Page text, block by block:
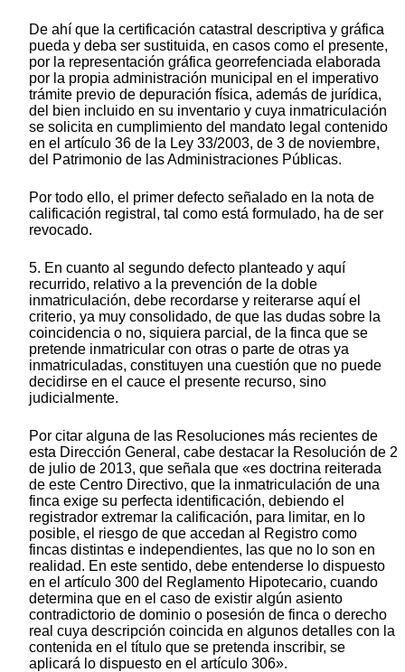
De ahí que la certificación catastral descriptiva y gráfica
pueda y deba ser sustituida, en casos como el presente,
por la representación gráfica georrefenciada elaborada
por la propia administración municipal en el imperativo
trámite previo de depuración física, además de jurídica,
del bien incluido en su inventario y cuya inmatriculación
se solicita en cumplimiento del mandato legal contenido
en el artículo 36 de la Ley 33/2003, de 3 de noviembre,
del Patrimonio de las Administraciones Públicas.
Por todo ello, el primer defecto señalado en la nota de
calificación registral, tal como está formulado, ha de ser
revocado.
5. En cuanto al segundo defecto planteado y aquí
recurrido, relativo a la prevención de la doble
inmatriculación, debe recordarse y reiterarse aquí el
criterio, ya muy consolidado, de que las dudas sobre la
coincidencia o no, siquiera parcial, de la finca que se
pretende inmatricular con otras o parte de otras ya
inmatriculadas, constituyen una cuestión que no puede
decidirse en el cauce el presente recurso, sino
judicialmente.
Por citar alguna de las Resoluciones más recientes de
esta Dirección General, cabe destacar la Resolución de 2
de julio de 2013, que señala que «es doctrina reiterada
de este Centro Directivo, que la inmatriculación de una
finca exige su perfecta identificación, debiendo el
registrador extremar la calificación, para limitar, en lo
posible, el riesgo de que accedan al Registro como
fincas distintas e independientes, las que no lo son en
realidad. En este sentido, debe entenderse lo dispuesto
en el artículo 300 del Reglamento Hipotecario, cuando
determina que en el caso de existir algún asiento
contradictorio de dominio o posesión de finca o derecho
real cuya descripción coincida en algunos detalles con la
contenida en el título que se pretenda inscribir, se
aplicará lo dispuesto en el artículo 306».